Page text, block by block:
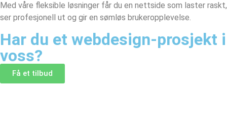
Med våre fleksible løsninger får du en nettside som laster raskt,
ser profesjonell ut og gir en sømløs brukeropplevelse.
Har du et webdesign-prosjekt i
voss?
Få et tilbud